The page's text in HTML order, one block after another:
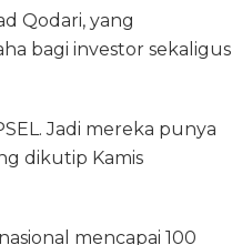
Qodari, yang
bagi investor sekaligus
Jadi mereka punya
dikutip Kamis
mencapai 100